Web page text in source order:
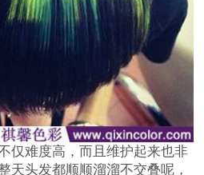
难度高，而且维护起来也非
天头发都顺顺溜溜不交叠呢，